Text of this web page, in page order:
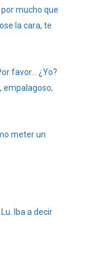
mucho que
la cara, te
favor… ¿Yo?
empalagoso,
meter un
Iba a decir